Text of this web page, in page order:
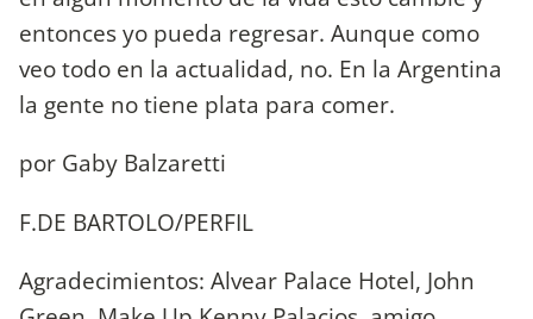
entonces yo pueda regresar. Aunque como
veo todo en la actualidad, no. En la Argentina
la gente no tiene plata para comer.
por Gaby Balzaretti
F.DE BARTOLO/PERFIL
Agradecimientos: Alvear Palace Hotel, John